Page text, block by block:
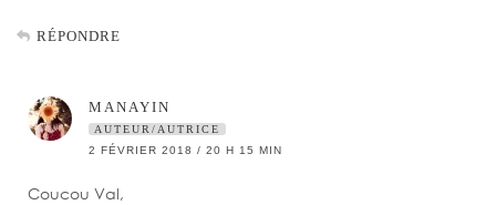
RÉPONDRE
MANAYIN
AUTEUR/AUTRICE
2 FÉVRIER 2018 / 20 H 15 MIN
Coucou Val,